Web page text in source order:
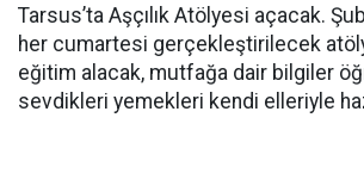
Tarsus’ta Aşçılık Atölyesi açacak.
her cumartesi gerçekleştirilecek
eğitim alacak, mutfağa dair bilgiler
sevdikleri yemekleri kendi elleriyle